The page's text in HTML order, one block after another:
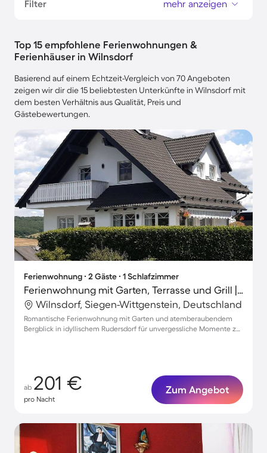
Filter mehr anzeigen
Top 15 empfohlene Ferienwohnungen &
Ferienhäuser in Wilnsdorf
Basierend auf einem Echtzeit-Vergleich von 70 Angeboten
zeigen wir dir die 15 beliebtesten Unterkünfte in Wilnsdorf mit
dem besten Verhältnis aus Qualität, Preis und
Gästebewertungen.
Ferienwohnung ∙ 2 Gäste ∙ 1 Schlafzimmer
Ferienwohnung mit Garten, Terrasse und Grill | Bergblick
Wilnsdorf, Siegen-Wittgenstein, Deutschland
Romantische Ferienwohnung mit Garten und atemberaubendem
Bergblick in idyllischem Rudersdorf für unvergessliche Momente zu
ab 201 €
pro Nacht
Zum Angebot